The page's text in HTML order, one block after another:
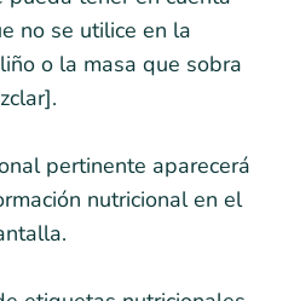
no se utilice en la
o la masa que sobra
pertinente aparecerá
nutricional en el